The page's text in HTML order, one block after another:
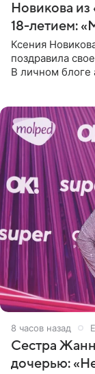
Новикова
18-летием:
Ксения
поздравила
В личном блоге
8 часов назад
Сестра
дочерью: